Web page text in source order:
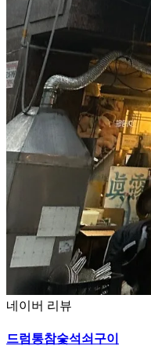
네이버 리뷰
드럼통참숯석쇠구이